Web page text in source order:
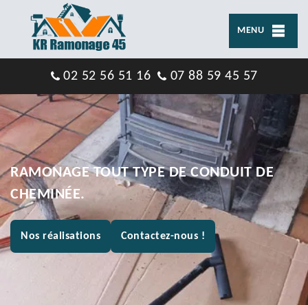
MENU
02 52 56 51 16 07 88 59 45 57
RAMONAGE TOUT TYPE DE CONDUIT DE
CHEMINÉE.
Nos réalisations Contactez-nous !